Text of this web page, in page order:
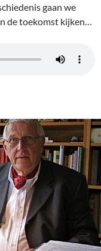
gaan we
de toekomst kijken…